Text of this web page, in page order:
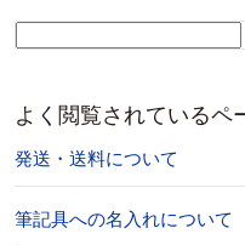
よく閲覧されているペ
発送・送料について
筆記具への名入れについて